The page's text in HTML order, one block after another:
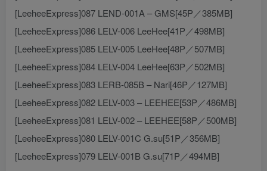
[LeeheeExpress]087 LEND-001A – GMS[45P／385MB]
[LeeheeExpress]086 LELV-006 LeeHee[41P／498MB]
[LeeheeExpress]085 LELV-005 LeeHee[48P／507MB]
[LeeheeExpress]084 LELV-004 LeeHee[63P／502MB]
[LeeheeExpress]083 LERB-085B – Nari[46P／127MB]
[LeeheeExpress]082 LELV-003 – LEEHEE[53P／486MB]
[LeeheeExpress]081 LELV-002 – LEEHEE[58P／500MB]
[LeeheeExpress]080 LELV-001C G.su[51P／356MB]
[LeeheeExpress]079 LELV-001B G.su[71P／494MB]